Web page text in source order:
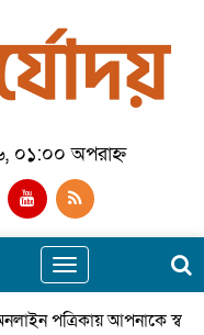
০১:০০ অপরাহ্ন
Toggle
navigation
পত্রিকায় আপনাকে